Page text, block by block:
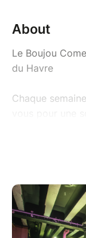
About
Le Boujou
du Havre
Chaque
vous pour une
chaque mois,
lieu
Sur scène,